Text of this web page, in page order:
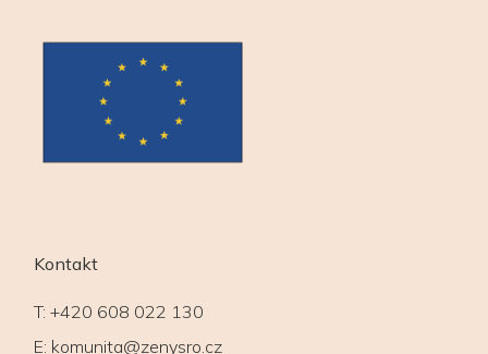
Kontakt
T: +420 608 022 130
E: komunita@zenysro.cz